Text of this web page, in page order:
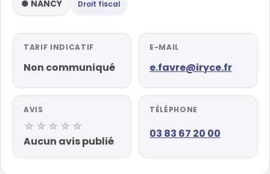
● NANCY Droit fiscal
TARIF INDICATIF
Non communiqué
E-MAIL
e.favre@iryce.fr
AVIS
☆☆☆☆☆
Aucun avis publié
TÉLÉPHONE
03 83 67 20 00